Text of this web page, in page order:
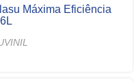
Máxima Eficiência